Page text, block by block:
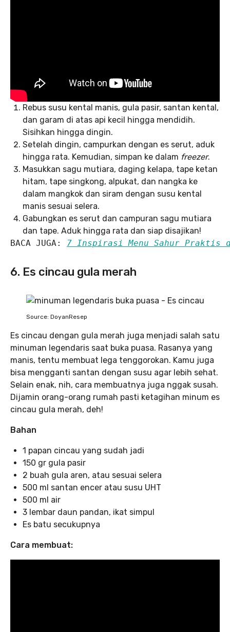
Rebus susu kental manis, gula pasir, santan kental,
dan garam di atas api kecil hingga mendidih.
Sisihkan hingga dingin.
Setelah dingin, campurkan dengan es serut, aduk
hingga rata. Kemudian, simpan ke dalam freezer.
Masukkan sagu mutiara, daging kelapa, tape ketan
hitam, tape singkong, alpukat, dan nangka ke
dalam mangkok dan siram dengan susu kental
manis sesuai selera.
Gabungkan es serut dan campuran sagu mutiara
dan tape. Aduk hingga rata dan siap disajikan!
BACA JUGA:
7 Inspirasi Menu Sahur Praktis
6. Es cincau gula merah
Source: DoyanResep
Es cincau dengan gula merah juga menjadi salah satu
minuman legendaris saat buka puasa. Rasanya yang
manis, tentu membuat lega tenggorokan. Kamu juga
bisa mengganti santan dengan susu agar lebih sehat.
Selain enak, nih, cara membuatnya juga nggak susah.
Dijamin orang-orang rumah pasti ketagihan minum es
cincau gula merah, deh!
Bahan
1 papan cincau yang sudah jadi
150 gr gula pasir
2 buah gula aren, atau sesuai selera
500 ml santan encer atau susu UHT
500 ml air
3 lembar daun pandan, ikat simpul
Es batu secukupnya
Cara membuat: